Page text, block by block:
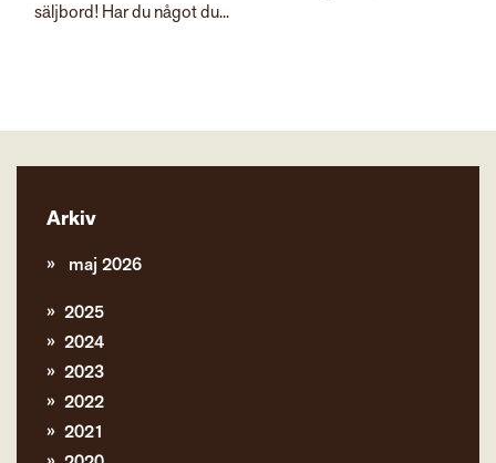
säljbord! Har du något du...
Arkiv
maj 2026
2025
2024
2023
2022
2021